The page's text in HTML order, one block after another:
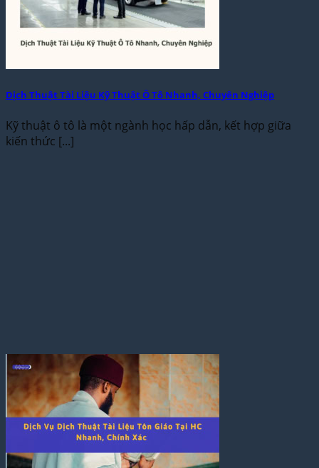
Dịch Thuật Tài Liệu Kỹ Thuật Ô Tô Nhanh, Chuyên Nghiệp
Kỹ thuật ô tô là một ngành học hấp dẫn, kết hợp giữa
kiến thức [...]